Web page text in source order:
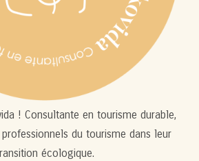
! Consultante en tourisme durable,
du tourisme dans leur
écologique.